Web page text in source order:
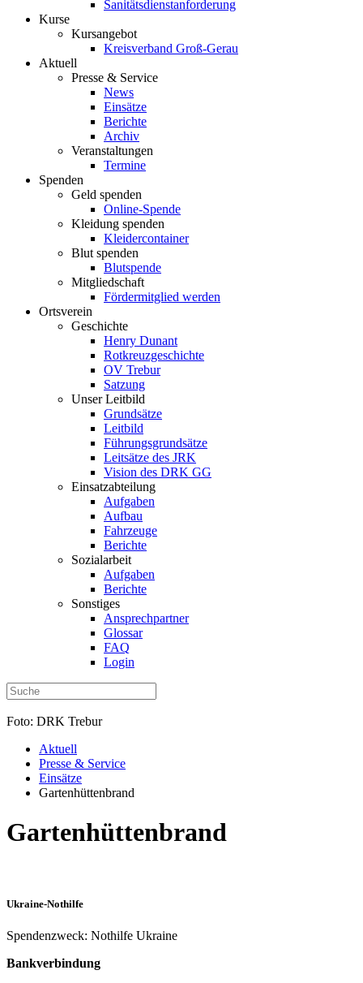
Sanitätsdienstanforderung
Kurse
Kursangebot
Kreisverband Groß-Gerau
Aktuell
Presse & Service
News
Einsätze
Berichte
Archiv
Veranstaltungen
Termine
Spenden
Geld spenden
Online-Spende
Kleidung spenden
Kleidercontainer
Blut spenden
Blutspende
Mitgliedschaft
Fördermitglied werden
Ortsverein
Geschichte
Henry Dunant
Rotkreuzgeschichte
OV Trebur
Satzung
Unser Leitbild
Grundsätze
Leitbild
Führungsgrundsätze
Leitsätze des JRK
Vision des DRK GG
Einsatzabteilung
Aufgaben
Aufbau
Fahrzeuge
Berichte
Sozialarbeit
Aufgaben
Berichte
Sonstiges
Ansprechpartner
Glossar
FAQ
Login
Foto: DRK Trebur
Aktuell
Presse & Service
Einsätze
Gartenhüttenbrand
Gartenhüttenbrand
Ukraine-Nothilfe
Spendenzweck: Nothilfe Ukraine
Bankverbindung